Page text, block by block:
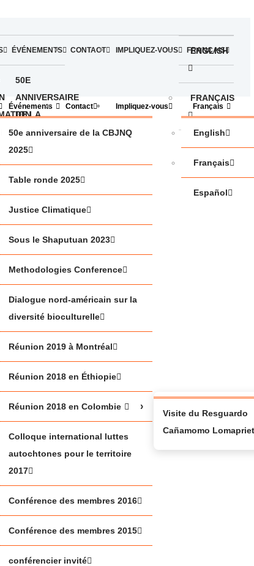
ÉVÉNEMENTS
50E
ANNIVERSAIRE
DE LA
CBJNQ
2025
TABLE
RONDE
2025
JUSTICE
SOUS LE
2023
METHODOLOGIES
DIALOGUE
NORD-
AMÉRICAIN
SUR LA
DIVERSITÉ
CONTACT IMPLIQUEZ-VOUS FRANÇAIS
ENGLISH
FRANÇAIS
d’information
Événements
50e anniversaire de la CBJNQ
2025
Table ronde 2025
Justice Climatique
Sous le Shaputuan 2023
Methodologies Conference
Dialogue nord-américain sur la
diversité bioculturelle
Réunion 2019 à Montréal
Réunion 2018 en Éthiopie
Réunion 2018 en Colombie
Visite du Resguardo
Cañamomo
Colloque international luttes
autochtones pour le territoire
2017
Conférence des membres 2016
Conférence des membres 2015
conférencier invité
Contact Impliquez-vous Français
English
Français
Español